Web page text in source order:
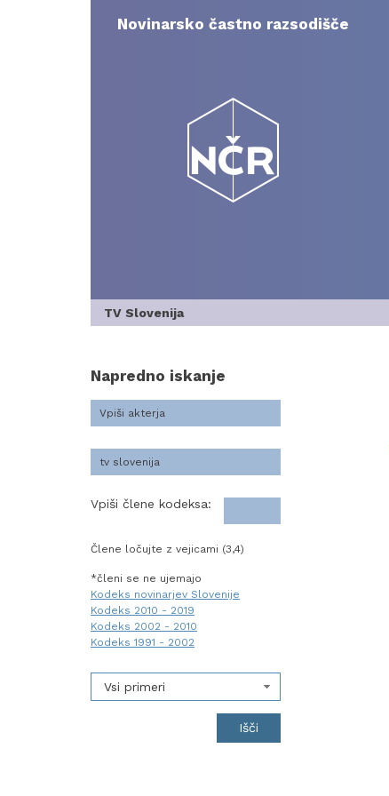
contentNovinarsko častno razsodišče
TV Slovenija
Napredno iskanje
Vpiši člene kodeksa:
Člene ločujte z vejicami (3,4)
*členi se ne ujemajo
Kodeks novinarjev Slovenije
Kodeks 2010 - 2019
Kodeks 2002 - 2010
Kodeks 1991 - 2002
Vsi primeri